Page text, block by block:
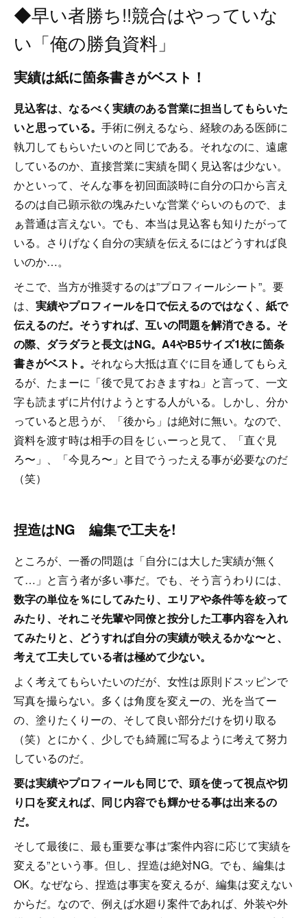
◆早い者勝ち!!競合はやっていな
い「俺の勝負資料」
実績は紙に箇条書きがベスト！
見込客は、なるべく実績のある営業に担当してもらいた
いと思っている。 手術に例えるなら、経験のある医師に
執刀してもらいたいのと同じである。それなのに、遠慮
しているのか、直接営業に実績を聞く見込客は少ない。
かといって、そんな事を初回面談時に自分の口から言え
るのは自己顕示欲の塊みたいな営業ぐらいのもので、ま
ぁ普通は言えない。でも、本当は見込客も知りたがって
いる。さりげなく自分の実績を伝えるにはどうすれば良
いのか…。
そこで、当方が推奨するのは”プロフィールシート”。要
は、 実績やプロフィールを口で伝えるのではなく、紙で
伝えるのだ。そうすれば、互いの問題を解消できる。そ
の際、ダラダラと長文はNG。A4やB5サイズ1枚に箇条
書きがベスト。 それなら大抵は直ぐに目を通してもらえ
るが、たまーに「後で見ておきますね」と言って、一文
字も読まずに片付けようとする人がいる。しかし、分か
っていると思うが、「後から」は絶対に無い。なので、
資料を渡す時は相手の目をじぃーっと見て、「直ぐ見
ろ〜」、「今見ろ〜」と目でうったえる事が必要なのだ
（笑）
捏造はNG 編集で工夫を!
ところが、一番の問題は「自分には大した実績が無く
て…」と言う者が多い事だ。でも、そう言うわりには、
数字の単位を％にしてみたり、エリアや条件等を絞って
みたり、それこそ先輩や同僚と按分した工事内容を入れ
てみたりと、どうすれば自分の実績が映えるかな〜と、
考えて工夫している者は極めて少ない。
よく考えてもらいたいのだが、女性は原則ドスッピンで
写真を撮らない。多くは角度を変えーの、光を当てー
の、塗りたくりーの、そして良い部分だけを切り取る
（笑）とにかく、少しでも綺麗に写るように考えて努力
しているのだ。
要は実績やプロフィールも同じで、頭を使って視点や切
り口を変えれば、同じ内容でも輝かせる事は出来るの
だ。
そして最後に、最も重要な事は”案件内容に応じて実績を
変える”という事。但し、捏造は絶対NG。でも、編集は
OK。なぜなら、捏造は事実を変えるが、編集は変えない
からだ。なので、例えば水廻り案件であれば、外装や外